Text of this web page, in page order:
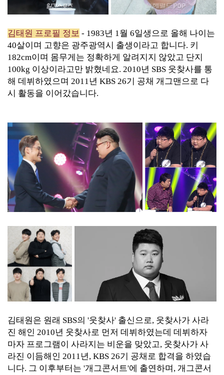
김태원 프로필 정보 - 1983년 1월 6일생으로 올해 나이는
40살이며 고향은 광주광역시 출생이라고 합니다. 키
182cm이며 몸무게는 정확하게 알려지지 않았고 단지
100kg 이상이라고만 밝혔네요. 2010년 SBS 웃찾사를 통
해 데뷔하였으며 2011년 KBS 26기 공채 개그맨으로 다
시 활동을 이어갔습니다.
김태원은 원래 SBS의 '웃찾사' 출신으로, 웃찾사가 사라
진 해인 2010년 웃찾사로 먼저 데뷔하였는데 데뷔하자
마자 프로그램이 사라지는 비운을 맞았고, 웃찾사가 사
라진 이듬해인 2011년, KBS 26기 공채로 합격을 하였습
니다. 그 이후부터는 '개그콘서트'에 출연하며, 개그콘서